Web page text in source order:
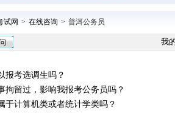
试网 > 在线咨询 > 普洱公务员
我
报考选调生吗？
拘留过，影响我报考公务员吗？
于计算机类或者统计学类吗？